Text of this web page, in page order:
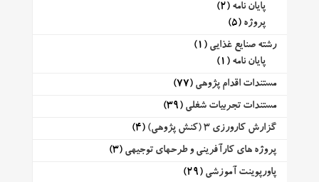
پایان نامه (2)
پروژه (5)
رشته صنایع غذایی (1)
پایان نامه (1)
مستندات اقدام پژوهی (77)
مستندات تجربیات شغلی (39)
گزارش کارورزی 3 (کنش پژوهی)
(4)
پروژه های کارآفرینی و طرحهای توجیهی (3)
پاورپوینت آموزشی (29)